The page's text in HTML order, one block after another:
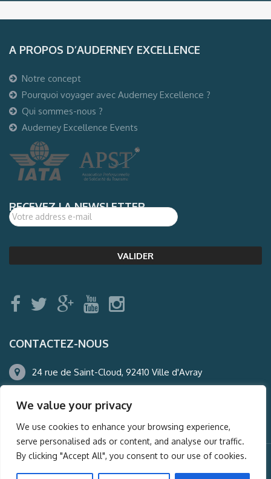
We value your privacy
We use cookies to enhance your browsing experience,
serve personalised ads or content, and analyse our traffic.
By clicking "Accept All", you consent to our use of cookies.
A PROPOS D’AUDERNEY EXCELLENCE
Notre concept
Pourquoi voyager avec Auderney Excellence ?
Qui sommes-nous ?
Auderney Excellence Events
RECEVEZ LA NEWSLETTER
CONTACTEZ-NOUS
24 rue de Saint-Cloud, 92410 Ville d'Avray